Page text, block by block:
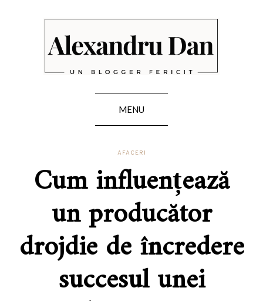
MENU
AFACERI
Cum influențează
un producător
drojdie de încredere
succesul unei